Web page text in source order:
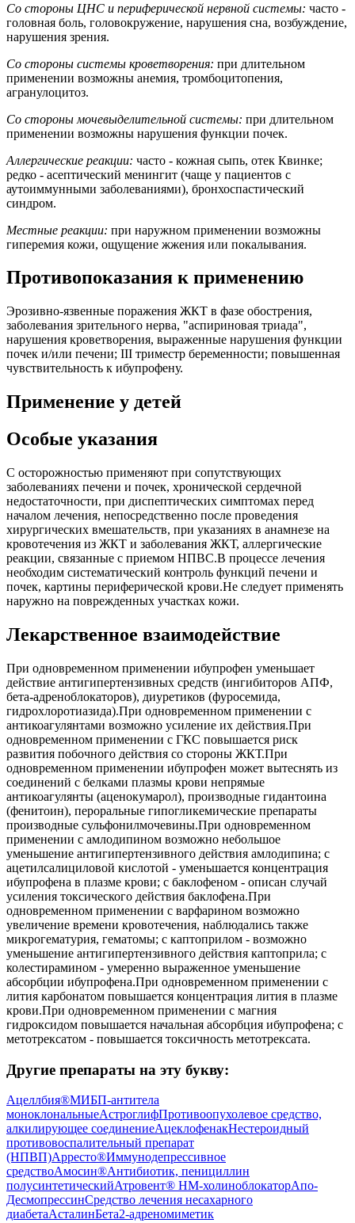
Со стороны ЦНС и периферической нервной системы: часто -
головная боль, головокружение, нарушения сна, возбуждение,
нарушения зрения.
Со стороны системы кроветворения: при длительном
применении возможны анемия, тромбоцитопения,
агранулоцитоз.
Со стороны мочевыделительной системы: при длительном
применении возможны нарушения функции почек.
Аллергические реакции: часто - кожная сыпь, отек Квинке;
редко - асептический менингит (чаще у пациентов с
аутоиммунными заболеваниями), бронхоспастический
синдром.
Местные реакции: при наружном применении возможны
гиперемия кожи, ощущение жжения или покалывания.
Противопоказания к применению
Эрозивно-язвенные поражения ЖКТ в фазе обострения,
заболевания зрительного нерва, "аспириновая триада",
нарушения кроветворения, выраженные нарушения функции
почек и/или печени; III триместр беременности; повышенная
чувствительность к ибупрофену.
Применение у детей
Особые указания
С осторожностью применяют при сопутствующих
заболеваниях печени и почек, хронической сердечной
недостаточности, при диспептических симптомах перед
началом лечения, непосредственно после проведения
хирургических вмешательств, при указаниях в анамнезе на
кровотечения из ЖКТ и заболевания ЖКТ, аллергические
реакции, связанные с приемом НПВС.В процессе лечения
необходим систематический контроль функций печени и
почек, картины периферической крови.Не следует применять
наружно на поврежденных участках кожи.
Лекарственное взаимодействие
При одновременном применении ибупрофен уменьшает
действие антигипертензивных средств (ингибиторов АПФ,
бета-адреноблокаторов), диуретиков (фуросемида,
гидрохлоротиазида).При одновременном применении с
антикоагулянтами возможно усиление их действия.При
одновременном применении с ГКС повышается риск
развития побочного действия со стороны ЖКТ.При
одновременном применении ибупрофен может вытеснять из
соединений с белками плазмы крови непрямые
антикоагулянты (аценокумарол), производные гидантоина
(фенитоин), пероральные гипогликемические препараты
производные сульфонилмочевины.При одновременном
применении с амлодипином возможно небольшое
уменьшение антигипертензивного действия амлодипина; с
ацетилсалициловой кислотой - уменьшается концентрация
ибупрофена в плазме крови; с баклофеном - описан случай
усиления токсического действия баклофена.При
одновременном применении с варфарином возможно
увеличение времени кровотечения, наблюдались также
микрогематурия, гематомы; с каптоприлом - возможно
уменьшение антигипертензивного действия каптоприла; с
колестирамином - умеренно выраженное уменьшение
абсорбции ибупрофена.При одновременном применении с
лития карбонатом повышается концентрация лития в плазме
крови.При одновременном применении с магния
гидроксидом повышается начальная абсорбция ибупрофена; с
метотрексатом - повышается токсичность метотрексата.
Другие препараты на эту букву:
Ацеллбия®МИБП-антитела
моноклональныеАстроглифПротивоопухолевое средство,
алкилирующее соединениеАцеклофенакНестероидный
противовоспалительный препарат
(НПВП)Арресто®Иммунодепрессивное
средствоАмосин®Антибиотик, пенициллин
полусинтетическийАтровент® НМ-холиноблокаторАпо-
ДесмопрессинСредство лечения несахарного
диабетаАсталинБета2-адреномиметик